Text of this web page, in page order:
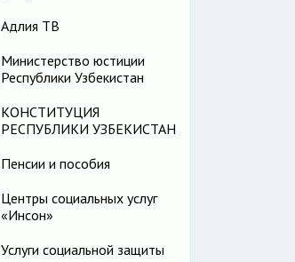
Адлия ТВ
Министерство юстиции
Республики Узбекистан
КОНСТИТУЦИЯ
РЕСПУБЛИКИ УЗБЕКИСТАН
Пенсии и пособия
Центры социальных услуг
«Инсон»
Услуги социальной защиты